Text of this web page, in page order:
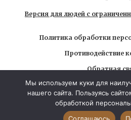
Версия для людей с
Политика обработки
Противодействие
Обратная
Использование любых
материалов без официального
© 2026 Государственный
Толстого. Все
Мы используем куки для
нашего сайта. Пользуясь
обработкой
Соглашаюсь